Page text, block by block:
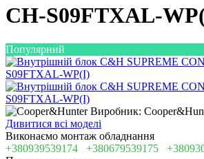
CH-S09FTXAL-
Популярний
Виробник:
Дивитися всі моделі
Виконаємо монтаж обладнання
+380939539174 +380679539175